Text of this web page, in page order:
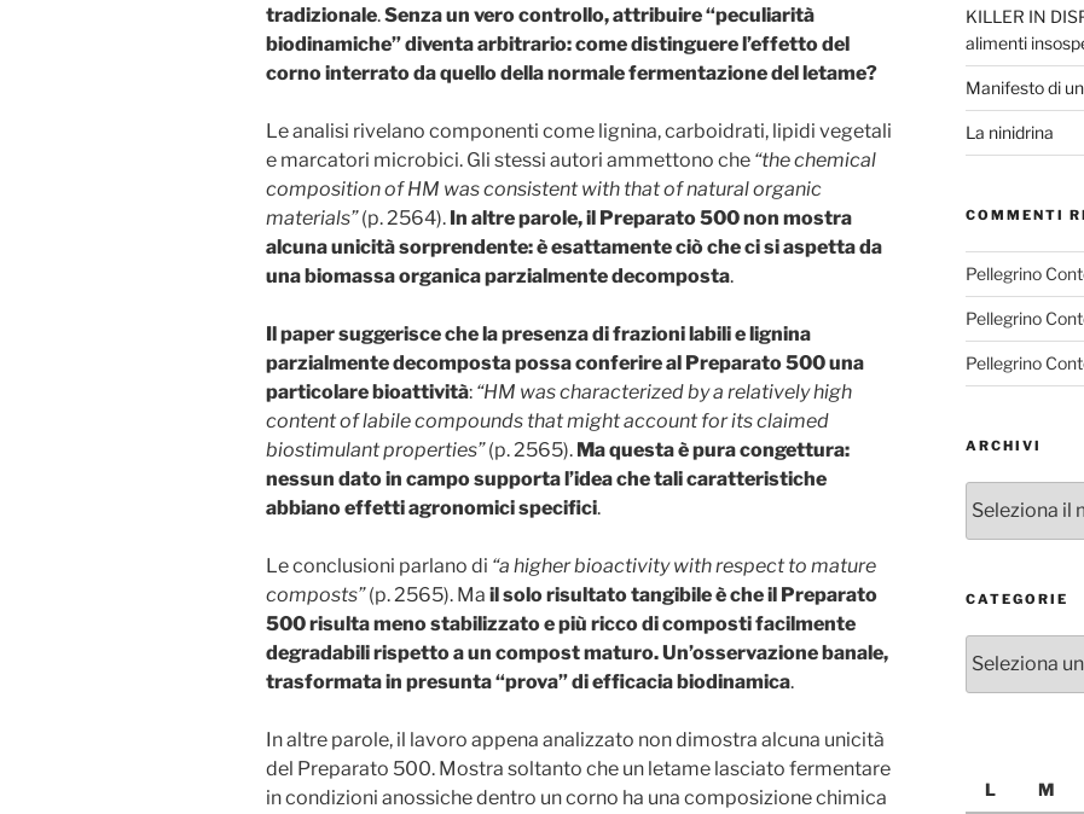
tradizionale.Senza un vero controllo, attribuire “peculiarità
biodinamiche” diventa arbitrario: come distinguere l’effetto del
corno interrato da quello della normale fermentazione del letame?
Le analisi rivelano componenti come lignina, carboidrati, lipidi vegetali
e marcatori microbici. Gli stessi autori ammettono che “the chemical
composition of HM was consistent with that of natural organic
materials”(p. 2564). In altre parole, il Preparato 500 non mostra
alcuna unicità sorprendente: è esattamente ciò che ci si aspetta da
una biomassa organica parzialmente decomposta.
Il paper suggerisce che la presenza di frazioni labili e lignina
parzialmente decomposta possa conferire al Preparato 500 una
particolare bioattività: “HM was characterized by a relatively high
content of labile compounds that might account for its claimed
biostimulant properties”(p. 2565). Ma questa è pura congettura:
nessun dato in campo supporta l’idea che tali caratteristiche
abbiano effetti agronomici specifici.
Le conclusioni parlano di “a higher bioactivity with respect to mature
composts”(p. 2565). Ma il solo risultato tangibile è che il Preparato
500 risulta meno stabilizzato e più ricco di composti facilmente
degradabili rispetto a un compost maturo. Un’osservazione banale,
trasformata in presunta “prova” di efficacia biodinamica.
In altre parole, il lavoro appena analizzato non dimostra alcuna unicità
del Preparato 500. Mostra soltanto che un letame lasciato fermentare
in condizioni anossiche dentro un corno ha una composizione chimica
KILLER IN
alimenti
Manifesto di
La ninidrina
COMMENTI
Pellegrino
Pellegrino
Pellegrino
ARCHIVI
CATEGORIE
L
M